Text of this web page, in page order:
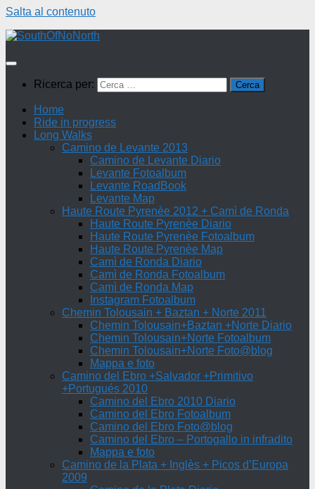
Salta al contenuto
Ricerca per:
Home
Ride in progress
Long Walks
Camino de Levante 2013
Camino de Levante Diario
Levante Fotoalbum
Levante RoadBook
Levante Map
Haute Route Pyrenèe 2012 + Camì de Ronda
Haute Route Pyrenèe Diario
Haute Route Pyrenèe Fotoalbum
Haute Route Pyrenèe Map
Camì de Ronda Diario
Camì de Ronda Fotoalbum
Camì de Ronda Map
Instagram Fotoalbum
Chemin Tolousain + Baztan + Norte 2011
Chemin Tolousain+Baztan +Norte Diario
Chemin Tolousain+Norte Fotoalbum
Chemin Tolousain+Norte Foto@blog
Mappa e foto
Camino del Ebro +Salvador +Primitivo
+Portugués 2010
Camino del Ebro 2010 Diario
Camino del Ebro Fotoalbum
Camino del Ebro Foto@blog
Camino del Ebro – Portogallo in infradito
Mappa e foto
Camino de la Plata + Inglès + Picos d’Europa
2009